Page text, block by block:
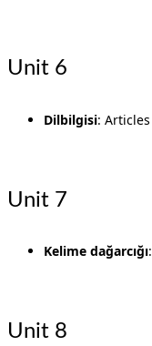
Unit 6
Dilbilgisi: Articles
Unit 7
Kelime dağarcığı
Unit 8